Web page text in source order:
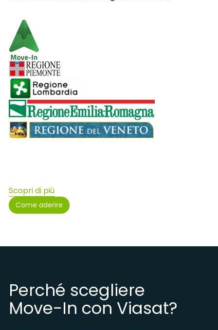
Scopri di più
Come aderire
Perché scegliere
Move-In con Viasat?